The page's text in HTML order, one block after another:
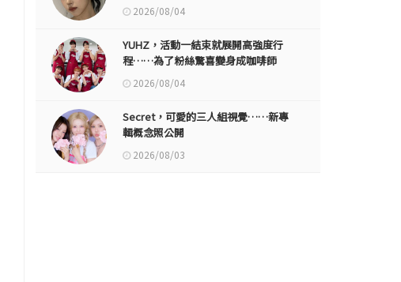
2026/08/04
YUHZ，活動一結束就展開高強度行
程……為了粉絲驚喜變身成咖啡師
2026/08/04
Secret，可愛的三人組視覺……新專
輯概念照公開
2026/08/03